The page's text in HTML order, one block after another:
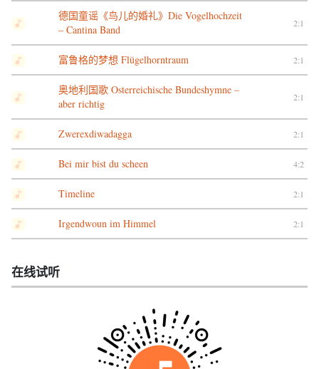
德国童谣《鸟儿的婚礼》Die Vogelhochzeit
– Cantina Band
2:1
富鲁格的梦想 Flügelhorntraum 2:1
奥地利国歌 Osterreichische Bundeshymne –
aber richtig
2:1
Zwerexdiwadagga 2:1
Bei mir bist du scheen 4:2
Timeline 2:1
Irgendwoun im Himmel 2:1
在线试听